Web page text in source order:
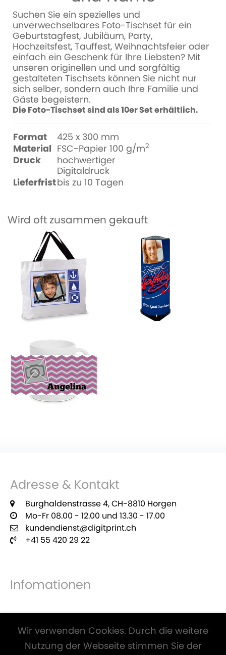
Suchen Sie ein spezielles und
unverwechselbares Foto-Tischset für ein
Geburtstagfest, Jubiläum, Party,
Hochzeitsfest, Tauffest, Weihnachtsfeier oder
einfach ein Geschenk für Ihre Liebsten? Mit
unseren originellen und und sorgfältig
gestalteten Tischsets können Sie nicht nur
sich selber, sondern auch Ihre Familie und
Gäste begeistern.
Die Foto-Tischset sind als 10er Set erhältlich.
Format
425 x 300 mm
Material FSC-Papier 100 g/m2
Druck
hochwertiger
Digitaldruck
Lieferfristbis zu 10 Tagen
Wird oft zusammen gekauft
Adresse & Kontakt
Burghaldenstrasse 4, CH-8810 Horgen
Mo-Fr 08.00 - 12.00 und 13.30 - 17.00
kundendienst@digitprint.ch
+41 55 420 29 22
Infomationen
Wir verwenden Cookies. Durch die weitere
Nutzung der Webseite stimmen Sie der